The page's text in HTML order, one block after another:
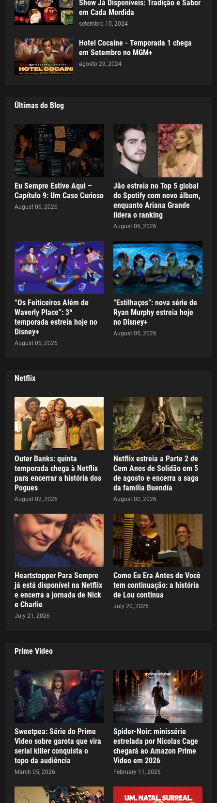
Show Já Disponíveis: Tradição e Sabor
em Cada Mordida
setembro 15, 2024
Hotel Cocaine - Temporada 1 chega
em Setembro no MGM+
agosto 29, 2024
Últimas do Blog
Eu Sempre Estive Aqui –
Capítulo 9: Um Caso Curioso
August 06, 2026
Jão estreia no Top 5 global
do Spotify com novo álbum,
enquanto Ariana Grande
lidera o ranking
August 05, 2026
“Os Feiticeiros Além de
Waverly Place”: 3ª
temporada estreia hoje no
Disney+
August 05, 2026
“Estilhaços”: nova série de
Ryan Murphy estreia hoje
no Disney+
August 05, 2026
Netflix
Outer Banks: quinta
temporada chega à Netflix
para encerrar a história dos
Pogues
August 02, 2026
Netflix estreia a Parte 2 de
Cem Anos de Solidão em 5
de agosto e encerra a saga
da família Buendía
August 02, 2026
Heartstopper Para Sempre
já está disponível na Netflix
e encerra a jornada de Nick
e Charlie
July 21, 2026
Como Eu Era Antes de Você
tem continuação: a história
de Lou continua
July 20, 2026
Prime Vídeo
Sweetpea: Série do Prime
Video sobre garota que vira
serial killer conquista o
topo da audiência
March 05, 2026
Spider-Noir: minissérie
estrelada por Nicolas Cage
chegará ao Amazon Prime
Video em 2026
February 11, 2026